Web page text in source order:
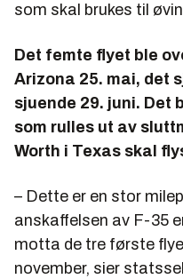
som skal brukes til
Det femte flyet ble
Arizona 25. mai, det
sjuende 29. juni. Det
som rulles ut av
Worth i Texas skal
– Dette er en stor
anskaffelsen av F-35
motta de tre første
november, sier